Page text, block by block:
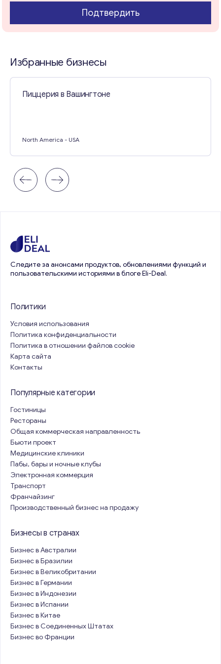
Свяжитесь со мной
Подтвердить
Избранные бизнесы
Пиццерия в Вашингтоне
North America - USA
Следите за анонсами продуктов, обновлениями функций и
пользовательскими историями в блоге Eli-Deal.
Политики
Условия использования
Политика конфиденциальности
Политика в отношении файлов cookie
Карта сайта
Контакты
Популярные категории
Гостиницы
Рестораны
Общая коммерческая направленность
Бьюти проект
Медицинские клиники
Пабы, бары и ночные клубы
Электронная коммерция
Транспорт
Франчайзинг
Производственный бизнес на продажу
Бизнесы в странах
Бизнес в Австралии
Бизнес в Бразилии
Бизнес в Великобритании
Бизнес в Германии
Бизнес в Индонезии
Бизнес в Испании
Бизнес в Китае
Бизнес в Соединенных Штатах
Бизнес во Франции